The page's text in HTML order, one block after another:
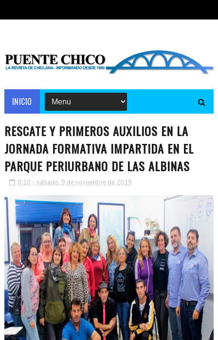
INICIO
RESCATE Y PRIMEROS AUXILIOS EN LA
JORNADA FORMATIVA IMPARTIDA EN EL
PARQUE PERIURBANO DE LAS ALBINAS
0:10 - sábado, 9 de noviembre de 2019